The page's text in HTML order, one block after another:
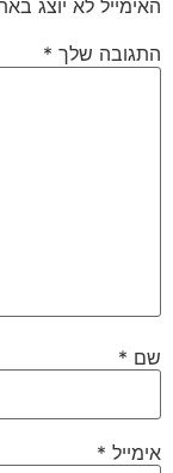
האימייל לא יוצג
התגובה שלך *
שם *
אימייל *